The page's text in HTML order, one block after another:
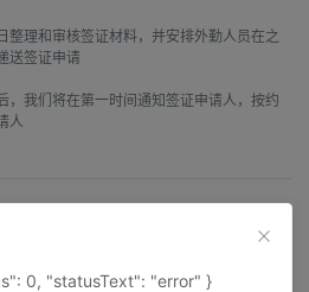
整理和审核签证材料，并安排外勤人员在之
送签证申请
，我们将在第一时间通知签证申请人，按约
人
0, "statusText": "error" }